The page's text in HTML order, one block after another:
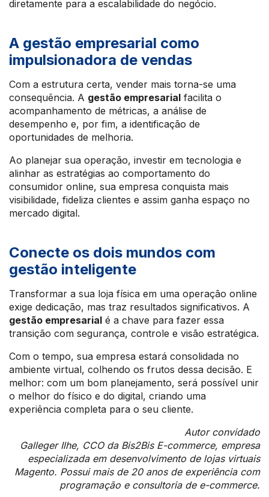
diretamente para a escalabilidade do negócio.
A gestão empresarial como
impulsionadora de vendas
Com a estrutura certa, vender mais torna-se uma
consequência. A gestão empresarial facilita o
acompanhamento de métricas, a análise de
desempenho e, por fim, a identificação de
oportunidades de melhoria.
Ao planejar sua operação, investir em tecnologia e
alinhar as estratégias ao comportamento do
consumidor online, sua empresa conquista mais
visibilidade, fideliza clientes e assim ganha espaço no
mercado digital.
Conecte os dois mundos com
gestão inteligente
Transformar a sua loja física em uma operação online
exige dedicação, mas traz resultados significativos. A
gestão empresarial é a chave para fazer essa
transição com segurança, controle e visão estratégica.
Com o tempo, sua empresa estará consolidada no
ambiente virtual, colhendo os frutos dessa decisão. E
melhor: com um bom planejamento, será possível unir
o melhor do físico e do digital, criando uma
experiência completa para o seu cliente.
Autor convidado
Galleger Ilhe, CCO da Bis2Bis E-commerce, empresa
especializada em desenvolvimento de lojas virtuais
Magento. Possui mais de 20 anos de experiência com
programação e consultoria de e-commerce.